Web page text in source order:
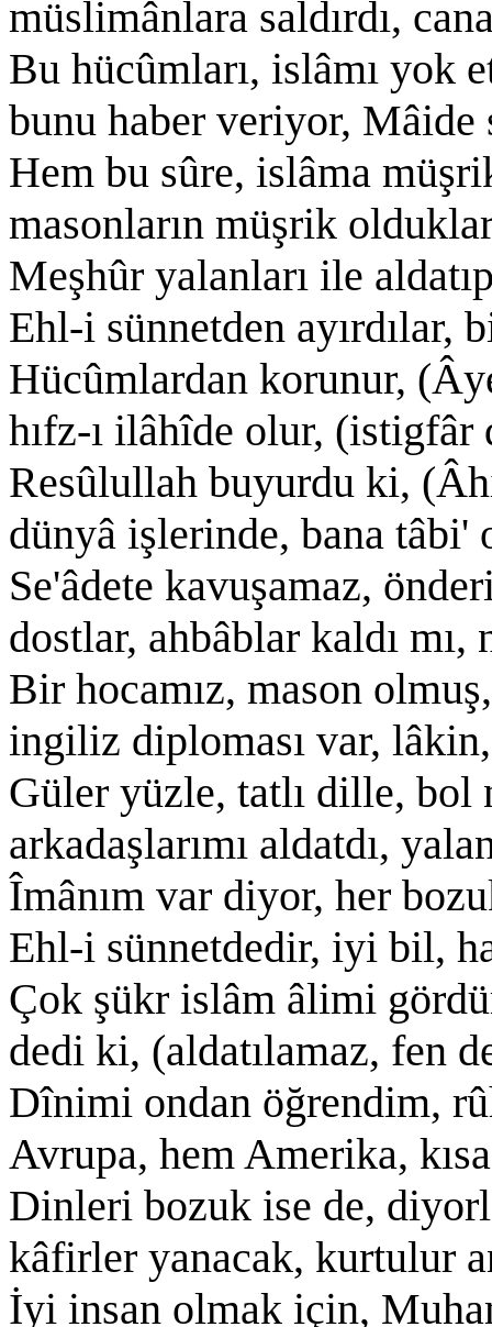
müslimânlara saldırdı,
Bu hücûmları, islâmı yok
bunu haber veriyor, Mâide
Hem bu sûre, islâma
masonların müşrik
Meşhûr yalanları ile
Ehl-i sünnetden ayırdılar,
Hücûmlardan korunur,
hıfz-ı ilâhîde olur, (istigfâr
Resûlullah buyurdu ki,
dünyâ işlerinde, bana tâbi'
Se'âdete kavuşamaz,
dostlar, ahbâblar kaldı mı,
Bir hocamız, mason
ingiliz diploması var,
Güler yüzle, tatlı dille, bol
arkadaşlarımı aldatdı,
Îmânım var diyor, her
Ehl-i sünnetdedir, iyi bil,
Çok şükr islâm âlimi
dedi ki, (aldatılamaz, fen
Dînimi ondan öğrendim,
Avrupa, hem Amerika,
Dinleri bozuk ise de,
kâfirler yanacak, kurtulur
İyi insan olmak için,